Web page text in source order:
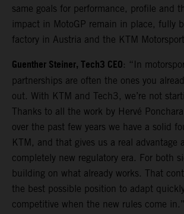
same goals for performance, profile and
impact in MotoGP remain in place, fully
factory in Austria and the KTM
Guenther Steiner, Tech3 CEO: “In
partnerships are often the ones you
out. With KTM and Tech3, we’re not
Thanks to all the work by Hervé
over the past few years we have a solid
KTM, and that gives us a real advantage
completely new regulatory era. For both
building on what already works. That
the best possible position to adapt
competitive when the new rules come in.”